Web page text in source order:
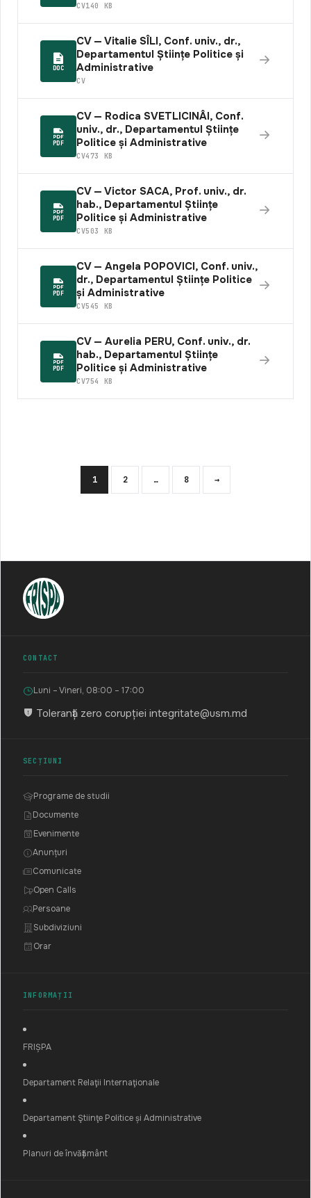
CV140 KB
DOC
CV — Vitalie SÎLI, Conf. univ., dr.,
Departamentul Științe Politice și
Administrative
CV
PDF
CV — Rodica SVETLICINÂI, Conf.
univ., dr., Departamentul Științe
Politice și Administrative
CV473 KB
PDF
CV — Victor SACA, Prof. univ., dr.
hab., Departamentul Științe
Politice și Administrative
CV503 KB
PDF
CV — Angela POPOVICI, Conf. univ.,
dr., Departamentul Științe Politice
și Administrative
CV545 KB
PDF
CV — Aurelia PERU, Conf. univ., dr.
hab., Departamentul Științe
Politice și Administrative
CV754 KB
Навигация
1 2 … 8 →
CONTACT
Luni – Vineri, 08:00 – 17:00
Toleranță zero corupției integritate@usm.md
SECȚIUNI
Programe de studii
Documente
Evenimente
Anunțuri
Comunicate
Open Calls
Persoane
Subdiviziuni
Orar
INFORMAȚII
FRIȘPA
Departament Relaţii Internaţionale
Departament Ştiinţe Politice și Administrative
Planuri de învățământ